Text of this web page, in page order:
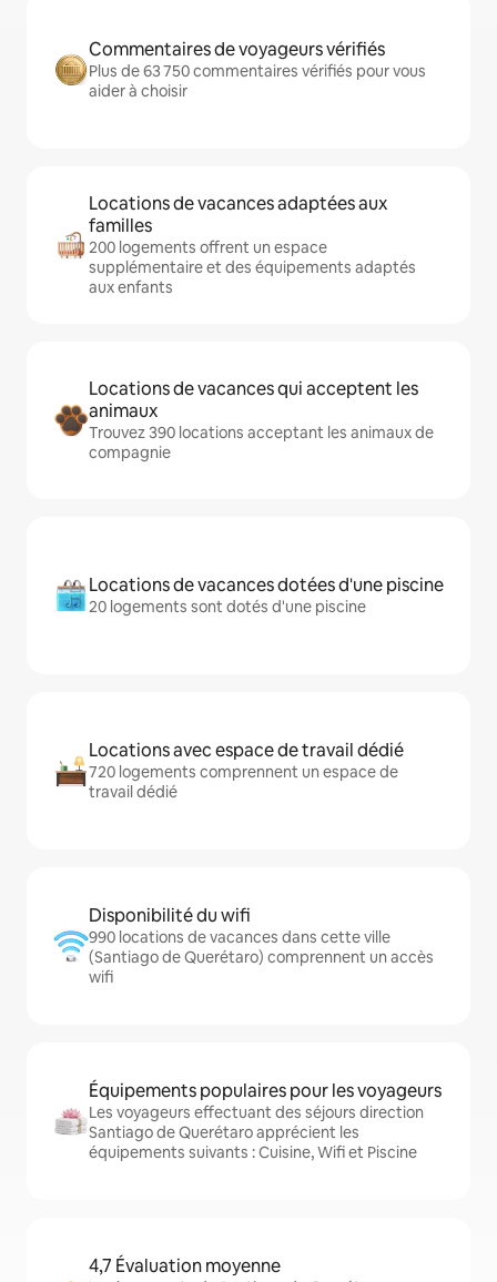
Commentaires de voyageurs vérifiés
Plus de 63 750 commentaires vérifiés pour vous
aider à choisir
Locations de vacances adaptées aux
familles
200 logements offrent un espace
supplémentaire et des équipements adaptés
aux enfants
Locations de vacances qui acceptent les
animaux
Trouvez 390 locations acceptant les animaux de
compagnie
Locations de vacances dotées d'une piscine
20 logements sont dotés d'une piscine
Locations avec espace de travail dédié
720 logements comprennent un espace de
travail dédié
Disponibilité du wifi
990 locations de vacances dans cette ville
(Santiago de Querétaro) comprennent un accès
wifi
Équipements populaires pour les voyageurs
Les voyageurs effectuant des séjours direction
Santiago de Querétaro apprécient les
équipements suivants : Cuisine, Wifi et Piscine
4,7 Évaluation moyenne